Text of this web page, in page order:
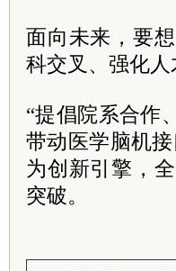
面向未来，要
科交叉、强化人
“提倡院系合作
带动医学脑机
为创新引擎，
突破。